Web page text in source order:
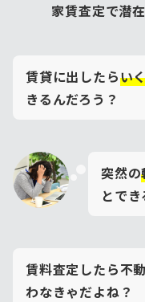
家賃査定で潜
賃貸に出したらい
きるんだろう？
突然の
とでき
賃料査定したら不
わなきゃだよね？